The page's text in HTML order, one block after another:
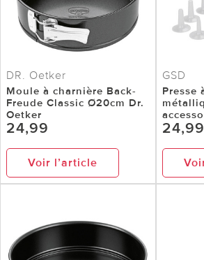
DR. Oetker
Moule à charnière Back-
Freude Classic Ø20cm Dr.
Oetker
24,99
Voir l’article
GSD
Presse
24,99